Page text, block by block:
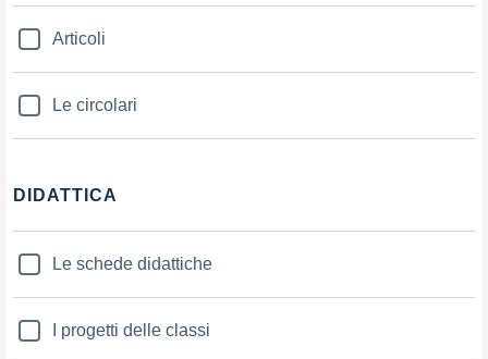
Articoli
Le circolari
DIDATTICA
Le schede didattiche
I progetti delle classi